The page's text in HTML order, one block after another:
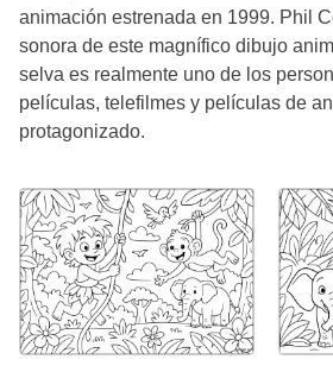
animación estrenada en 1999. Phil
sonora de este magnífico dibujo
selva es realmente uno de los
películas, telefilmes y películas de
protagonizado.